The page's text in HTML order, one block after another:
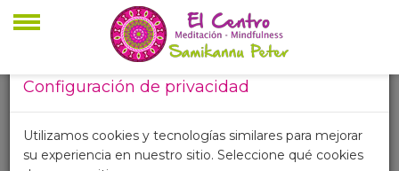
Configuración de privacidad
Utilizamos cookies y tecnologías similares para mejorar
su experiencia en nuestro sitio. Seleccione qué cookies